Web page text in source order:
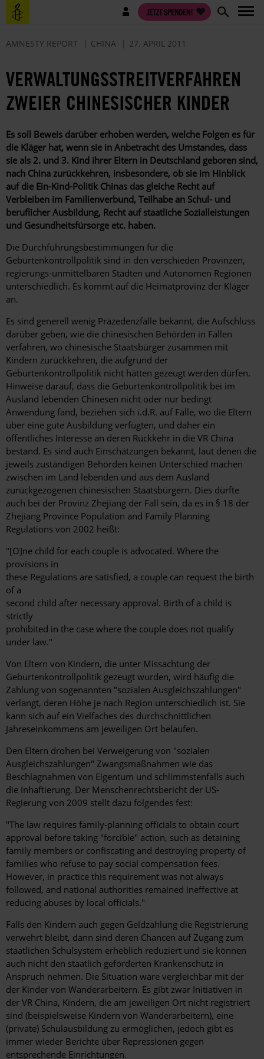
Direkt
zum
Benutzermenü JETZT SPENDEN!
AMNESTY REPORT CHINA 27. APRIL 2011
VERWALTUNGSSTREITVERFAHREN
ZWEIER CHINESISCHER KINDER
Es soll Beweis darüber erhoben werden, welche Folgen es für
die Kläger hat, wenn sie in Anbetracht des Umstandes, dass
sie als 2. und 3. Kind ihrer Eltern in Deutschland geboren sind,
nach China zurückkehren, insbesondere, ob sie im Hinblick
auf die Ein-Kind-Politik Chinas das gleiche Recht auf
Verbleiben im Familienverbund, Teilhabe an Schul- und
beruflicher Ausbildung, Recht auf staatliche Sozialleistungen
und Gesundheitsfürsorge etc. haben.
Die Durchführungsbestimmungen für die
Geburtenkontrollpolitik sind in den verschieden Provinzen,
regierungs-unmittelbaren Städten und Autonomen Regionen
unterschiedlich. Es kommt auf die Heimatprovinz der Kläger
an.
Es sind generell wenig Präzedenzfälle bekannt, die Aufschluss
darüber geben, wie die chinesischen Behörden in Fällen
verfahren, wo chinesische Staatsbürger zusammen mit
Kindern zurückkehren, die aufgrund der
Geburtenkontrollpolitik nicht hätten gezeugt werden dürfen.
Hinweise darauf, dass die Geburtenkontrollpolitik bei im
Ausland lebenden Chinesen nicht oder nur bedingt
Anwendung fand, beziehen sich i.d.R. auf Fälle, wo die Eltern
über eine gute Ausbildung verfügten, und daher ein
öffentliches Interesse an deren Rückkehr in die VR China
bestand. Es sind auch Einschätzungen bekannt, laut denen die
jeweils zuständigen Behörden keinen Unterschied machen
zwischen im Land lebenden und aus dem Ausland
zurückgezogenen chinesischen Staatsbürgern. Dies dürfte
auch bei der Provinz Zhejiang der Fall sein, da es in § 18 der
Zhejiang Province Population and Family Planning
Regulations von 2002 heißt:
"[O]ne child for each couple is advocated. Where the
provisions in
these Regulations are satisfied, a couple can request the birth
of a
second child after necessary approval. Birth of a child is
strictly
prohibited in the case where the couple does not qualify
under law."
Von Eltern von Kindern, die unter Missachtung der
Geburtenkontrollpolitik gezeugt wurden, wird häufig die
Zahlung von sogenannten "sozialen Ausgleichszahlungen"
verlangt, deren Höhe je nach Region unterschiedlich ist. Sie
kann sich auf ein Vielfaches des durchschnittlichen
Jahreseinkommens am jeweiligen Ort belaufen.
Den Eltern drohen bei Verweigerung von "sozialen
Ausgleichszahlungen" Zwangsmaßnahmen wie das
Beschlagnahmen von Eigentum und schlimmstenfalls auch
die Inhaftierung. Der Menschenrechtsbericht der US-
Regierung von 2009 stellt dazu folgendes fest:
"The law requires family-planning officials to obtain court
approval before taking "forcible" action, such as detaining
family members or confiscating and destroying property of
families who refuse to pay social compensation fees.
However, in practice this requirement was not always
followed, and national authorities remained ineffective at
reducing abuses by local officials."
Falls den Kindern auch gegen Geldzahlung die Registrierung
verwehrt bleibt, dann sind deren Chancen auf Zugang zum
staatlichen Schulsystem erheblich reduziert und sie können
auch nicht den staatlich geförderten Krankenschutz in
Anspruch nehmen. Die Situation wäre vergleichbar mit der
der Kinder von Wanderarbeitern. Es gibt zwar Initiativen in
der VR China, Kindern, die am jeweiligen Ort nicht registriert
sind (beispielsweise Kindern von Wanderarbeitern), eine
(private) Schulausbildung zu ermöglichen, jedoch gibt es
immer wieder Berichte über Repressionen gegen
entsprechende Einrichtungen.